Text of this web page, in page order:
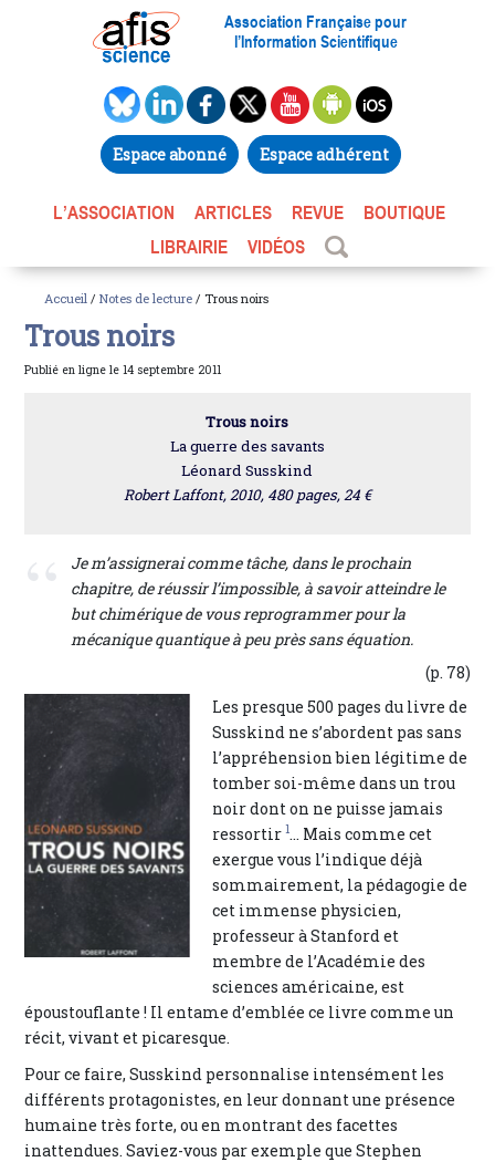
Association Française pour
l’Information Scientifique
Espace abonné Espace adhérent
L’ASSOCIATION ARTICLES REVUE
BOUTIQUE
LIBRAIRIE
VIDÉOS
Accueil / Notes de lecture / Trous noirs
Trous noirs
Publié en ligne le 14 septembre 2011
Trous noirs
La guerre des savants
Léonard Susskind
Robert Laffont, 2010, 480 pages, 24 €
Je m’assignerai comme tâche, dans le prochain
chapitre, de réussir l’impossible, à savoir atteindre le
but chimérique de vous reprogrammer pour la
mécanique quantique à peu près sans équation.
(p. 78)
Les presque 500 pages du livre de
Susskind ne s’abordent pas sans
l’appréhension bien légitime de
tomber soi-même dans un trou
noir dont on ne puisse jamais
ressortir 1... Mais comme cet
exergue vous l’indique déjà
sommairement, la pédagogie de
cet immense physicien,
professeur à Stanford et
membre de l’Académie des
sciences américaine, est
époustouflante ! Il entame d’emblée ce livre comme un
récit, vivant et picaresque.
Pour ce faire, Susskind personnalise intensément les
différents protagonistes, en leur donnant une présence
humaine très forte, ou en montrant des facettes
inattendues. Saviez-vous par exemple que Stephen